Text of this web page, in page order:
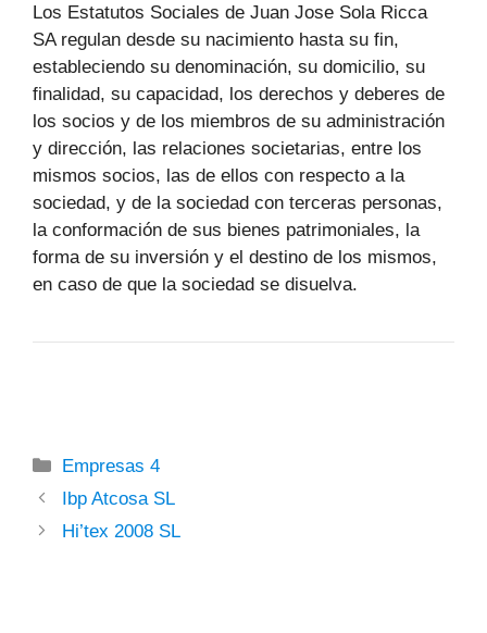
Los Estatutos Sociales de Juan Jose Sola Ricca
SA regulan desde su nacimiento hasta su fin,
estableciendo su denominación, su domicilio, su
finalidad, su capacidad, los derechos y deberes de
los socios y de los miembros de su administración
y dirección, las relaciones societarias, entre los
mismos socios, las de ellos con respecto a la
sociedad, y de la sociedad con terceras personas,
la conformación de sus bienes patrimoniales, la
forma de su inversión y el destino de los mismos,
en caso de que la sociedad se disuelva.
Categorías
Empresas 4
Ibp Atcosa SL
Hi’tex 2008 SL